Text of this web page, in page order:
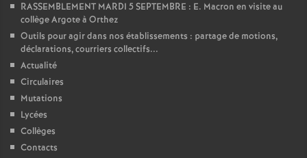
RASSEMBLEMENT MARDI 5 SEPTEMBRE : E. Macron en visite au
collège Argote à Orthez
Outils pour agir dans nos établissements : partage de motions,
déclarations, courriers collectifs...
Actualité
Circulaires
Mutations
Lycées
Collèges
Contacts